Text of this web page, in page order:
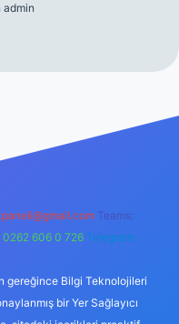
admin
Teams:
0262 606 0 726 Telegram:
gereğince Bilgi Teknolojileri
bir Yer Sağlayıcı